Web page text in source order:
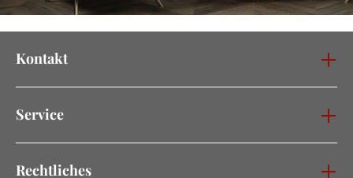
Kontakt
Service
Rechtliches